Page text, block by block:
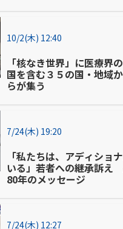
10/2(木) 12:40
「核なき世界」に医療
国を含む３５の国・地域
らが集う
7/24(木) 19:20
「私たちは、アディショ
いる」若者への継承訴え
80年のメッセージ
7/24(木) 12:27